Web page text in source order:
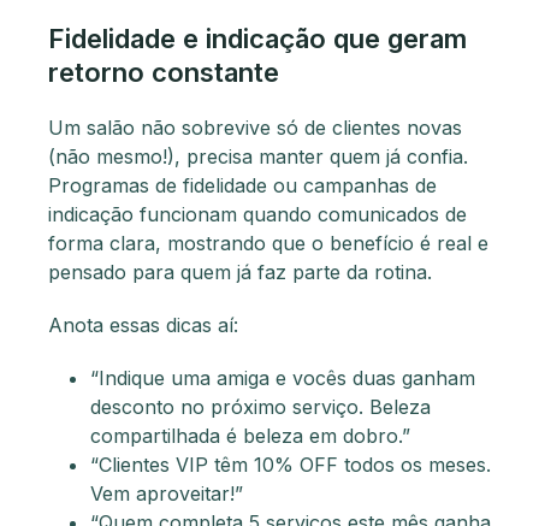
Fidelidade e indicação que geram
retorno constante
Um salão não sobrevive só de clientes novas
(não mesmo!), precisa manter quem já confia.
Programas de fidelidade ou campanhas de
indicação funcionam quando comunicados de
forma clara, mostrando que o benefício é real e
pensado para quem já faz parte da rotina.
Anota essas dicas aí:
“Indique uma amiga e vocês duas ganham
desconto no próximo serviço. Beleza
compartilhada é beleza em dobro.”
“Clientes VIP têm 10% OFF todos os meses.
Vem aproveitar!”